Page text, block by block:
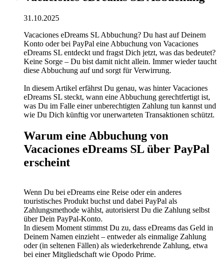
31.10.2025
Vacaciones eDreams SL Abbuchung? Du hast auf Deinem
Konto oder bei PayPal eine Abbuchung von Vacaciones
eDreams SL entdeckt und fragst Dich jetzt, was das bedeutet?
Keine Sorge – Du bist damit nicht allein. Immer wieder taucht
diese Abbuchung auf und sorgt für Verwirrung.
In diesem Artikel erfährst Du genau, was hinter Vacaciones
eDreams SL steckt, wann eine Abbuchung gerechtfertigt ist,
was Du im Falle einer unberechtigten Zahlung tun kannst und
wie Du Dich künftig vor unerwarteten Transaktionen schützt.
Warum eine Abbuchung von
Vacaciones eDreams SL über PayPal
erscheint
Wenn Du bei eDreams eine Reise oder ein anderes
touristisches Produkt buchst und dabei PayPal als
Zahlungsmethode wählst, autorisierst Du die Zahlung selbst
über Dein PayPal-Konto.
In diesem Moment stimmst Du zu, dass eDreams das Geld in
Deinem Namen einzieht – entweder als einmalige Zahlung
oder (in seltenen Fällen) als wiederkehrende Zahlung, etwa
bei einer Mitgliedschaft wie Opodo Prime.